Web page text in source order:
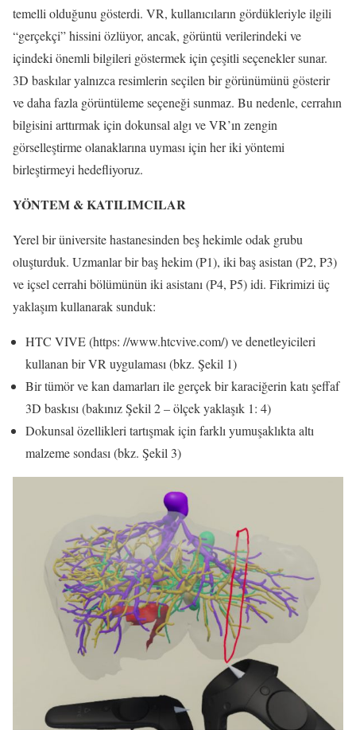
temelli olduğunu gösterdi. VR, kullanıcıların gördükleriyle ilgili
“gerçekçi” hissini özlüyor, ancak, görüntü verilerindeki ve
içindeki önemli bilgileri göstermek için çeşitli seçenekler sunar.
3D baskılar yalnızca resimlerin seçilen bir görünümünü gösterir
ve daha fazla görüntüleme seçeneği sunmaz. Bu nedenle, cerrahın
bilgisini arttırmak için dokunsal algı ve VR’ın zengin
görselleştirme olanaklarına uyması için her iki yöntemi
birleştirmeyi hedefliyoruz.
YÖNTEM & KATILIMCILAR
Yerel bir üniversite hastanesinden beş hekimle odak grubu
oluşturduk. Uzmanlar bir baş hekim (P1), iki baş asistan (P2, P3)
ve içsel cerrahi bölümünün iki asistanı (P4, P5) idi. Fikrimizi üç
yaklaşım kullanarak sunduk:
HTC VIVE (https: //www.htcvive.com/) ve denetleyicileri
kullanan bir VR uygulaması (bkz. Şekil 1)
Bir tümör ve kan damarları ile gerçek bir karaciğerin katı şeffaf
3D baskısı (bakınız Şekil 2 – ölçek yaklaşık 1: 4)
Dokunsal özellikleri tartışmak için farklı yumuşaklıkta altı
malzeme sondası (bkz. Şekil 3)